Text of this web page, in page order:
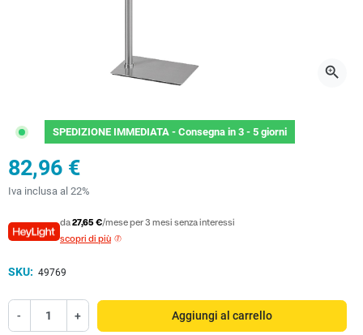
zoom_in
SPEDIZIONE IMMEDIATA - Consegna in 3 - 5 giorni
82,96 €
Iva inclusa al 22%
da27,65 €/mese per 3 mesi senza interessi
scopri di più
SKU: 49769
- + Aggiungi al carrello